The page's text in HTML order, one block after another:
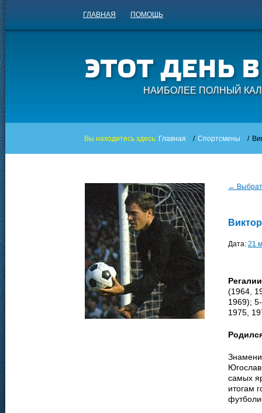
ГЛАВНАЯ ПОМОЩЬ
НАИБОЛЕЕ ПОЛНЫЙ
Вы находитесь здесь: Главная / Спортсмены /
←
Дата: 21
(1964,
1969);
1975,
самых
итогам